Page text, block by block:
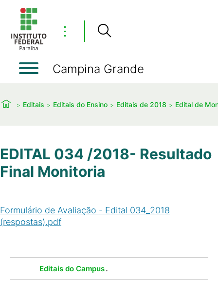
⋮
Campina Grande
Editais Editais do Ensino Editais de 2018 Edital de
EDITAL 034 /2018- Resultado
Final Monitoria
Formulário de Avaliação - Edital 034_2018
(respostas).pdf
Editais do Campus.